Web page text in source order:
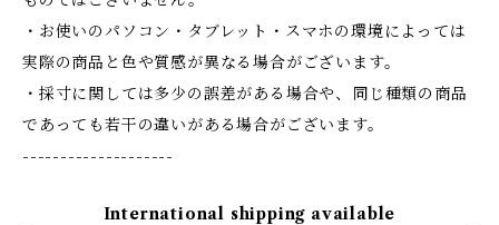
・お使いのパソコン・タブレット・スマホの環境によっては
実際の商品と色や質感が異なる場合がございます。
・採寸に関しては多少の誤差がある場合や、同じ種類の商品
であっても若干の違いがある場合がございます。
--------------------
International shipping available